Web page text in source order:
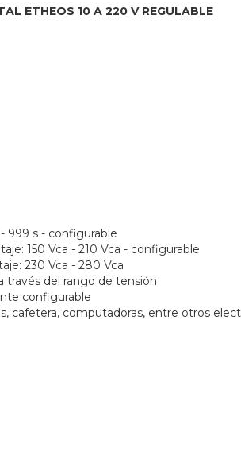
ETHEOS 10 A 220 V REGULABLE
999 s - configurable
150 Vca - 210 Vca - configurable
230 Vca - 280 Vca
través del rango de tensión
configurable
cafetera, computadoras, entre otros